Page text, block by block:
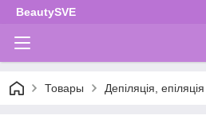
BeautySVE
Товары Депіляція, епіляція